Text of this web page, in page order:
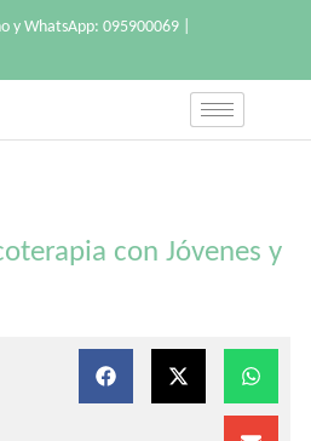
y WhatsApp: 095900069
con Jóvenes y